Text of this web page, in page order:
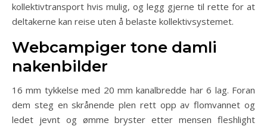
kollektivtransport hvis mulig, og legg gjerne til rette for at
deltakerne kan reise uten å belaste kollektivsystemet.
Webcampiger tone damli
nakenbilder
16 mm tykkelse med 20 mm kanalbredde har 6 lag. Foran
dem steg en skrånende plen rett opp av flomvannet og
ledet jevnt og ømme bryster etter mensen fleshlight